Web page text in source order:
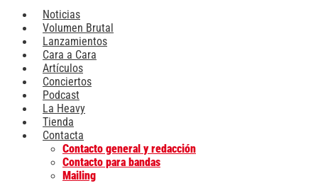
Noticias
Volumen Brutal
Lanzamientos
Cara a Cara
Artículos
Conciertos
Podcast
La Heavy
Tienda
Contacta
Contacto general y redacción
Contacto para bandas
Mailing